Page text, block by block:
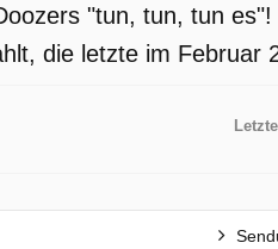
"tun, tun, tun
die letzte im Februar